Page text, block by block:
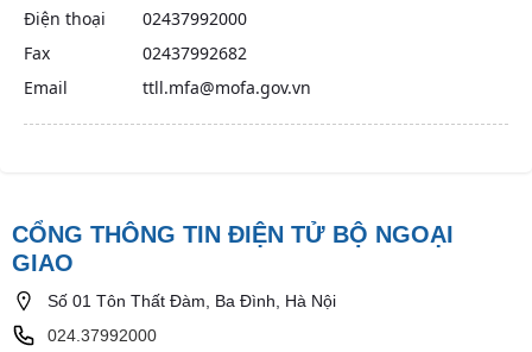
Điện thoại
02437992000
Fax
02437992682
Email
ttll.mfa@mofa.gov.vn
CỔNG THÔNG TIN ĐIỆN TỬ BỘ NGOẠI
GIAO
Số 01 Tôn Thất Đàm, Ba Đình, Hà Nội
024.37992000